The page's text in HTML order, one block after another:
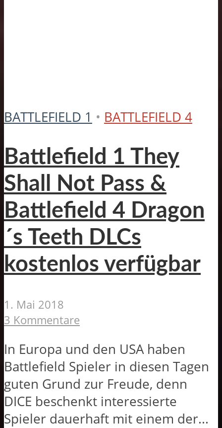
BATTLEFIELD 1 • BATTLEFIELD 4
Battlefield 1 They
Shall Not Pass &
Battlefield 4 Dragon
´s Teeth DLCs
kostenlos verfügbar
1. Mai 2018
3 Kommentare
In Europa und den USA haben
Battlefield Spieler in diesen Tagen
guten Grund zur Freude, denn
DICE beschenkt interessierte
Spieler dauerhaft mit einem der...